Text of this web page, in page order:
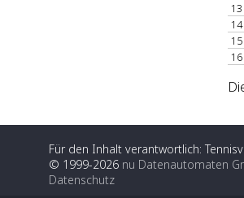
13
14
15
16
Für den Inhalt verantwortlich:
© 1999-2026 nu Datenautomaten
Datenschutz